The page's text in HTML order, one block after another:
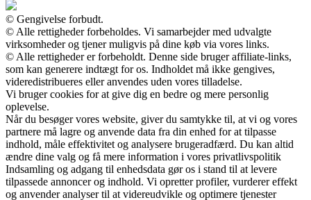
© Gengivelse forbudt.
© Alle rettigheder forbeholdes. Vi samarbejder med udvalgte
virksomheder og tjener muligvis på dine køb via vores links.
© Alle rettigheder er forbeholdt. Denne side bruger affiliate-links,
som kan generere indtægt for os. Indholdet må ikke gengives,
videredistribueres eller anvendes uden vores tilladelse.
Vi bruger cookies for at give dig en bedre og mere personlig
oplevelse.
Når du besøger vores website, giver du samtykke til, at vi og vores
partnere må lagre og anvende data fra din enhed for at tilpasse
indhold, måle effektivitet og analysere brugeradfærd. Du kan altid
ændre dine valg og få mere information i vores privatlivspolitik
Indsamling og adgang til enhedsdata gør os i stand til at levere
tilpassede annoncer og indhold. Vi opretter profiler, vurderer effekt
og anvender analyser til at videreudvikle og optimere tjenester